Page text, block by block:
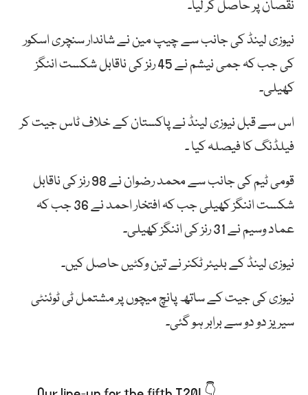
نقصان پر حاصل کر لیا۔
نیوزی لینڈ کی جانب سے چیپ مین نے شاندار سنچری اسکور
کی جب کہ جمی نیشم نے 45 رنز کی ناقابل شکست اننگز
کھیلی۔
اس سے قبل نیوزی لینڈ نے پاکستان کے خلاف ٹاس جیت کر
فیلڈنگ کا فیصلہ کیا ۔
قومی ٹیم کی جانب سے محمد رضوان نے 98 رنز کی ناقابل
شکست اننگز کھیلی جب کہ افتخار احمد نے 36 جب کہ
عماد وسیم نے 31 رنز کی اننگز کھیلی۔
نیوزی لینڈ کے بلیئر ٹکنر نے تین وکٹیں حاصل کیں۔
نیوزی کی جیت کے ساتھ پانچ میچوں پر مشتمل ٹی ٹوئنٹی
سیریز دو دو سے برابر ہو گئی۔